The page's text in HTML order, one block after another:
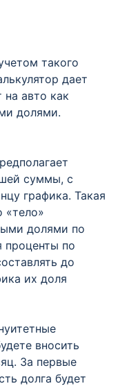
такого
дает
на авто как
долями.
суммы, с
графика. Такая
«тело»
долями по
проценты по
до
их доля
вносить
За первые
долга будет